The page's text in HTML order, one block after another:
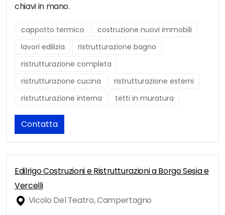
chiavi in mano.
cappotto termico
costruzione nuovi immobili
lavori edilizia
ristrutturazione bagno
ristrutturazione completa
ristrutturazione cucina
ristrutturazione esterni
ristrutturazione interna
tetti in muratura
Contatta
Edilrigo Costruzioni e Ristrutturazioni a Borgo Sesia e
Vercelli
Vicolo Del Teatro, Campertogno